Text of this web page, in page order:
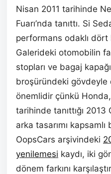
Nisan 2011 tarihinde
Fuarı’nda tanıttı. Si
performans odaklı dört
Galerideki otomobilin
stopları ve bagaj
broşüründeki gövdeyle
önemlidir çünkü
tarihinde tanıttığı 2013
arka tasarımı
OopsCars arşivindeki
yenilemesi kaydı, iki
dönem farkını